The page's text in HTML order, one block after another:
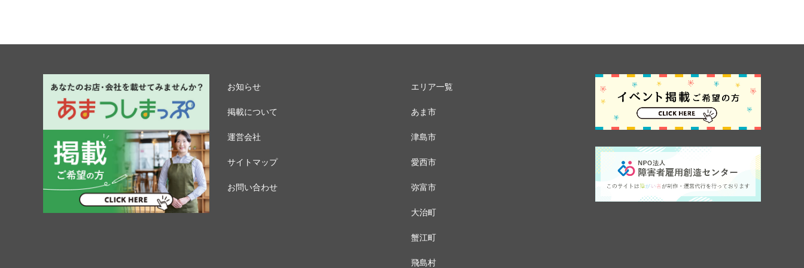
お知らせ
掲載について
運営会社
サイトマップ
お問い合わせ
エリア一覧
あま市
津島市
愛西市
弥富市
大治町
蟹江町
飛島村